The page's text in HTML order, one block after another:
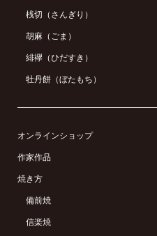
桟切（さんぎり）
胡麻（ごま）
緋襷（ひだすき）
牡丹餅（ぼたもち）
オンラインショップ
作家作品
焼き方
備前焼
信楽焼